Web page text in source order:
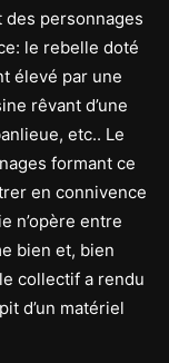
personnages
le rebelle doté
élevé par une
rêvant d’une
etc.. Le
formant ce
en connivence
n’opère entre
bien et, bien
collectif a rendu
d’un matériel